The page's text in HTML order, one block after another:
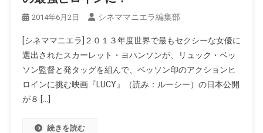
2014年6月2日 シネママニエラ編集部
[シネママニエラ]２０１３年度世界で最もセクシーな女優に
選出されたスカーレット・ヨハンソンが、リュック・ベッ
ソン監督と発タッグを組んで、ベッソン印のアクションヒ
ロインに挑む映画『LUCY』（読み：ルーシー）の日本公開
が８ […]
続きを読む